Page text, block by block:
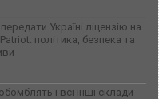
Україні ліцензію на
політика, безпека та
і всі інші склади